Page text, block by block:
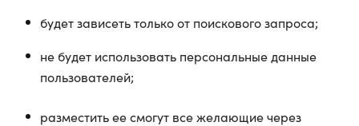
будет зависеть только от поискового запроса;
не будет использовать персональные данные
пользователей;
разместить ее смогут все желающие через